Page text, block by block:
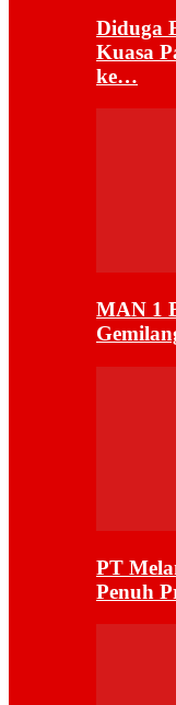
Diduga
Kuasa
ke…
MAN 1
PT
Penuh